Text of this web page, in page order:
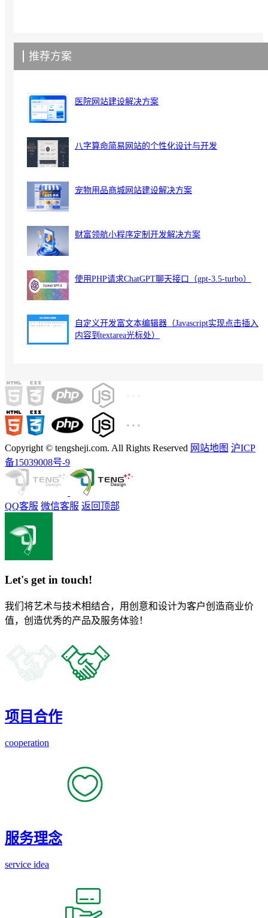
推荐方案
医院网站建设解决方案
八字算命简易网站的个性化设计与开发
宠物用品商城网站建设解决方案
财富领航小程序定制开发解决方案
使用PHP请求ChatGPT聊天接口（gpt-3.5-turbo）
自定义开发富文本编辑器（Javascript实现点击插入
内容到textarea光标处）
Copyright © tengsheji.com. All Rights Reserved 网站地图 沪ICP
备15039008号-9
QQ客服 微信客服 返回顶部
Let's get in touch!
我们将艺术与技术相结合，用创意和设计为客户创造商业价
值，创造优秀的产品及服务体验！
项目合作
cooperation
服务理念
service idea